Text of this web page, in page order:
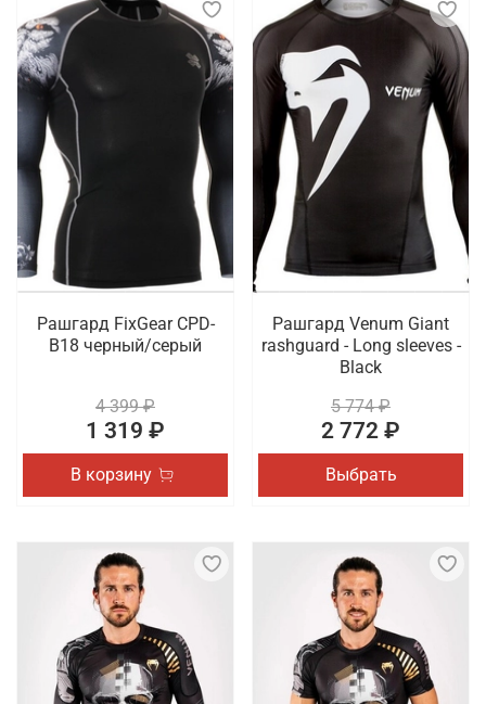
Рашгард FixGear CPD-
B18 черный/серый
4 399 ₽
1 319 ₽
В корзину
Рашгард Venum Giant
rashguard - Long sleeves -
Black
5 774 ₽
2 772 ₽
Выбрать